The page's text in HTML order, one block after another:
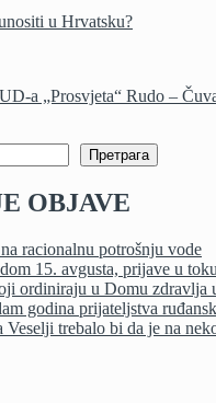
u Hrvatsku?
a „Prosvjeta“ Rudo –
Претрага
OBJAVE
racionalnu potrošnju vode
15. avgusta, prijave u toku
ordiniraju u Domu zdravlja
godina prijateljstva
trebalo bi da je na